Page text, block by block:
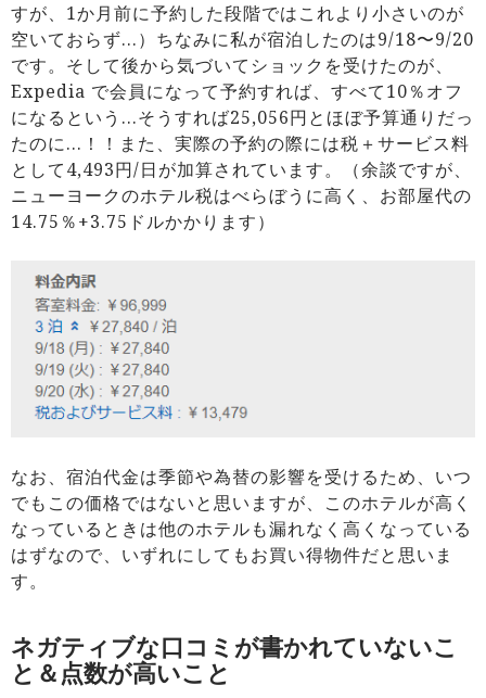
すが、1か月前に予約した段階ではこれより小さいのが
空いておらず…）ちなみに私が宿泊したのは9/18〜9/20
です。そして後から気づいてショックを受けたのが、
Expedia で会員になって予約すれば、すべて10％オフ
になるという…そうすれば25,056円とほぼ予算通りだっ
たのに…！！また、実際の予約の際には税＋サービス料
として4,493円/日が加算されています。（余談ですが、
ニューヨークのホテル税はべらぼうに高く、お部屋代の
14.75％+3.75ドルかかります）
なお、宿泊代金は季節や為替の影響を受けるため、いつ
でもこの価格ではないと思いますが、このホテルが高く
なっているときは他のホテルも漏れなく高くなっている
はずなので、いずれにしてもお買い得物件だと思いま
す。
ネガティブな口コミが書かれていないこ
と＆点数が高いこと